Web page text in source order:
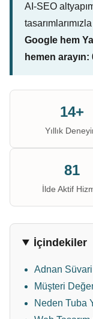
AI-SEO
Google hem
hemen arayın:
14+
Yıllık
81
İlde Aktif
İçindekiler
Adnan
Müşteri
Neden Tuba